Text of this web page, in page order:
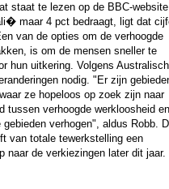
staat te lezen op de BBC-
maar 4 pct bedraagt, ligt dat
van de opties om de verhoogde
is om de mensen sneller te
hun uitkering. Volgens Australisch
nodig. "Er zijn
ze hopeloos op zoek zijn naar
tussen verhoogde werkloosheid en
verhogen", aldus Robb.
van totale tewerkstelling een
naar de verkiezingen later dit jaar.